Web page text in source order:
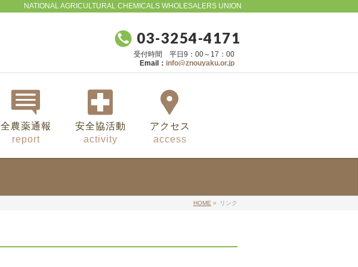
NATIONAL AGRICULTURAL CHEMICALS WHOLESALERS UNION
03-3254-4171
受付時間 平日9：00～17：00
Email： info@znouyaku.or.jp
全農薬通報
report
安全協活動
activity
アクセス
access
HOME » リンク